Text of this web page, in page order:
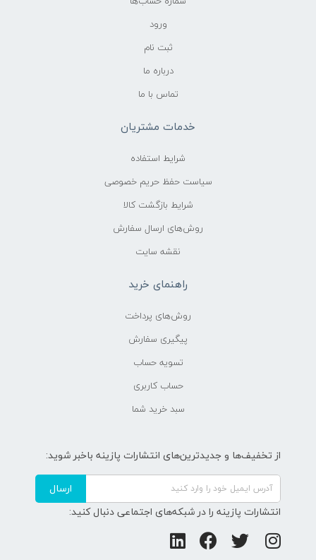
ورود
ثبت نام
درباره ما
تماس با ما
خدمات مشتریان
شرایط استفاده
سیاست حفظ حریم خصوصی
شرایط بازگشت کالا
روش‌های ارسال سفارش
نقشه سایت
راهنمای خرید
روش‌های پرداخت
پیگیری سفارش
تسویه حساب
حساب کاربری
سبد خرید شما
از تخفیف‌ها و جدیدترین‌های انتشارات پازینه باخبر شوید:
ارسال
انتشارات پازینه را در شبکه‌های اجتماعی دنبال کنید: